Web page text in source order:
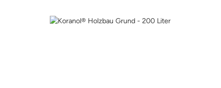
Bildergalerie überspringen